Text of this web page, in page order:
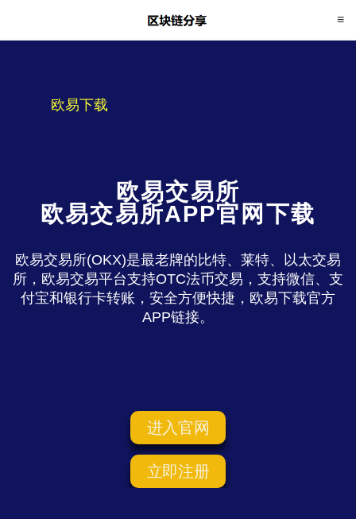
欧易下载
欧易交易所
欧易交易所APP官网下载
欧易交易所(OKX)是最老牌的比特、莱特、以太交易
所，欧易交易平台支持OTC法币交易，支持微信、支
付宝和银行卡转账，安全方便快捷，欧易下载官方
APP链接。
进入官网
立即注册